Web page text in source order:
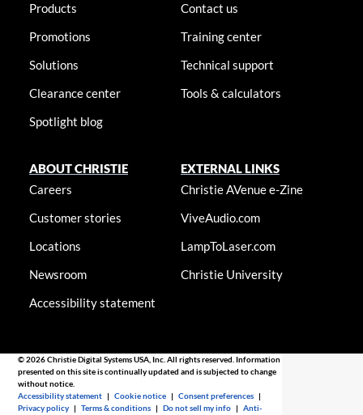
Products
Promotions
Solutions
Clearance center
Spotlight blog
Contact us
Training center
Technical support
Tools & calculators
ABOUT CHRISTIE
Careers
Customer stories
Locations
Newsroom
Accessibility statement
EXTERNAL LINKS
Christie AVenue e-Zine
ViveAudio.com
LampToLaser.com
Christie University
© 2026 Christie Digital Systems USA, Inc. All rights reserved. Information
presented on this site is continually updated and is subjected to change
without notice.
Accessibility statement |Cookie notice |Consent preferences |
Privacy policy |Terms & conditions |Do not sell my info |Anti-